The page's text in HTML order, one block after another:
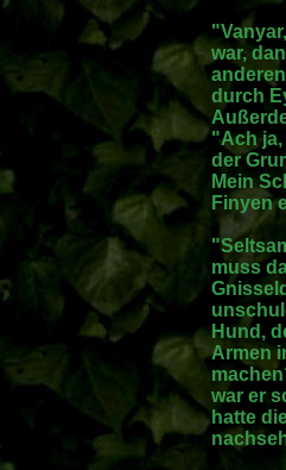
war,
durch
"Ach
der
Mein
Finyen
muss
Hund,
Armen
war er
hatte